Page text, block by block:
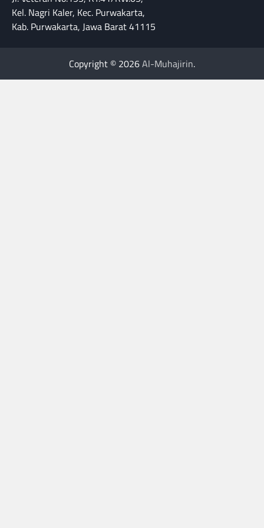
Kel. Nagri Kaler, Kec. Purwakarta,
Kab. Purwakarta, Jawa Barat 41115
Copyright © 2026Al-Muhajirin.